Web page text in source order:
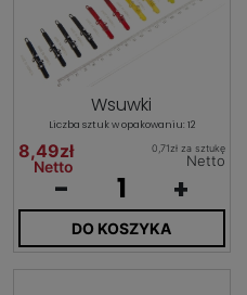
Wsuwki
Liczba sztuk w opakowaniu: 12
8,49zł
Netto
0,71zł za sztukę
Netto
- +
DO KOSZYKA